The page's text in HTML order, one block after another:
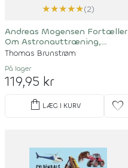
★★★★★(2)
Andreas Mogensen Fortæller
Om Astronauttræning,
Vægtløshed Og Kæmpelyn
Thomas Brunstrøm
På lager
119,95 kr
shopping_bag LÆG I KURV favorite